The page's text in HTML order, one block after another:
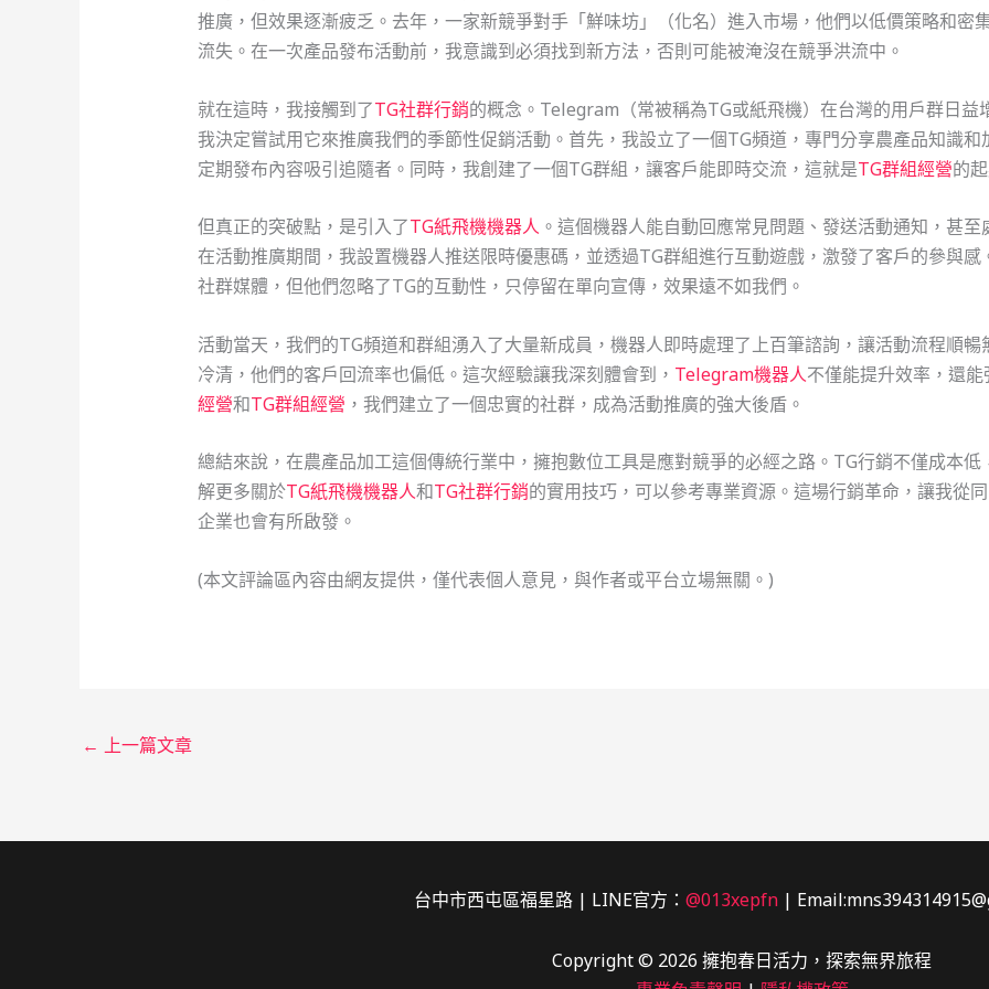
推廣，但效果逐漸疲乏。去年，一家新競爭對手「鮮味坊」（化名）進入市場，他們以低價策略和密
流失。在一次產品發布活動前，我意識到必須找到新方法，否則可能被淹沒在競爭洪流中。
就在這時，我接觸到了TG社群行銷的概念。Telegram（常被稱為TG或紙飛機）在台灣的用戶群日益
我決定嘗試用它來推廣我們的季節性促銷活動。首先，我設立了一個TG頻道，專門分享農產品知識
定期發布內容吸引追隨者。同時，我創建了一個TG群組，讓客戶能即時交流，這就是TG群組經營的
但真正的突破點，是引入了TG紙飛機機器人 。這個機器人能自動回應常見問題、發送活動通知，甚
在活動推廣期間，我設置機器人推送限時優惠碼，並透過TG群組進行互動遊戲，激發了客戶的參與
社群媒體，但他們忽略了TG的互動性，只停留在單向宣傳，效果遠不如我們。
活動當天，我們的TG頻道和群組湧入了大量新成員，機器人即時處理了上百筆諮詢，讓活動流程順
冷清，他們的客戶回流率也偏低。這次經驗讓我深刻體會到， Telegram機器人不僅能提升效率，還
經營和TG群組經營 ，我們建立了一個忠實的社群，成為活動推廣的強大後盾。
總結來說，在農產品加工這個傳統行業中，擁抱數位工具是應對競爭的必經之路。TG行銷不僅成本
解更多關於TG紙飛機機器人和TG社群行銷的實用技巧，可以參考專業資源。這場行銷革命，讓我從
企業也會有所啟發。
(本文評論區內容由網友提供，僅代表個人意見，與作者或平台立場無關。)
← 上一篇文章
台中市西屯區福星路 | LINE官方： @013xepfn |
Copyright © 2026 擁抱春日活力，探索無界旅程